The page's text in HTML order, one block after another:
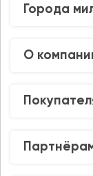
Города
О